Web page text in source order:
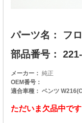
パーツ名： フ
部品番号：
メーカー： 純正
OEM番号：
適合車種： ベンツ
ただいま欠品中です